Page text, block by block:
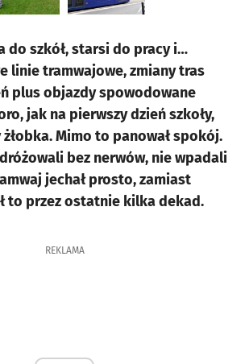
do szkół, starsi do pracy i…
linie tramwajowe, zmiany tras
plus objazdy spowodowane
jak na pierwszy dzień szkoły,
Mimo to panował spokój.
bez nerwów, nie wpadali
jechał prosto, zamiast
to przez ostatnie kilka dekad.
REKLAMA